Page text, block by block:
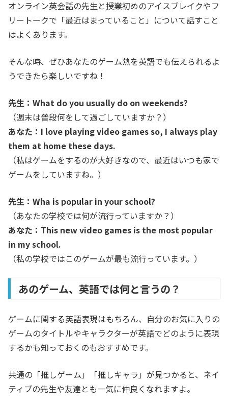
オンライン英会話の先生と授業初めのアイスブレイクやフ
リートークで「最近はまっていること」について話すこと
はよくあります。
そんな時、ぜひあなたのゲーム熱を英語でも伝えられるよ
うできたら楽しいですね！
先生：What do you usually do on weekends?
（週末は普段何をして過ごしていますか？）
あなた：I love playing video games so, I always play
them at home these days.
（私はゲームをするのが大好きなので、最近はいつも家で
ゲームをしていますね。）
先生：Wha is popular in your school?
（あなたの学校では何が流行っていますか？）
あなた：This new video games is the most popular
in my school.
（私の学校ではこのゲームが最も流行っています。）
あのゲーム、英語では何と言うの？
ゲームに関する英語表現はもちろん、自分のお気に入りの
ゲームのタイトルやキャラクターが英語でどのように表現
するかも知っておくのもおすすめです。
共通の「推しゲーム」「推しキャラ」が見つかると、ネイ
ティブの先生や友達とも一気に仲良くなれますよ。